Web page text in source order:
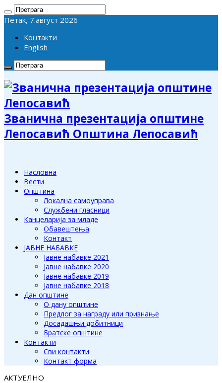
Петак, 7.август 2026
Контакти
English
Званична презентација општине
Лепосавић Општина Лепосавић
Насловна
Вести
Општина
Локална самоуправа
Службени гласници
Канцеларија за младе
Обавештења
Контакт
ЈАВНЕ НАБАВКЕ
Јавне набавке 2021
Јавне набавке 2020
Јавне набавке 2019
Јавне набавке 2018
Дан општине
О дану општине
Предлог за награду или признање
Досадашњи добитници
Братске општине
Контакти
Сви контакти
Контакт форма
АКТУЕЛНО